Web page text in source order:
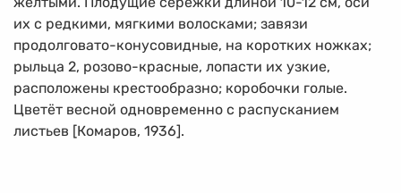
их с редкими, мягкими волосками; завязи
продолговато-конусовидные, на коротких ножках;
рыльца 2, розово-красные, лопасти их узкие,
расположены крестообразно; коробочки голые.
Цветёт весной одновременно с распусканием
листьев [Комаров, 1936].